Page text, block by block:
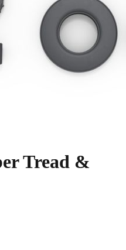
Tread &